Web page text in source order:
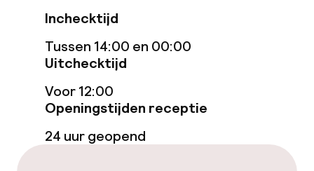
Bar
Eet- en drinkdiensten
Ontbijtbuffet
Roomservice
Inchecktijd
Tussen 14:00 en 00:00
Uitchecktijd
Voor 12:00
Openingstijden receptie
24 uur geopend